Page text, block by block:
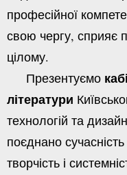
професійної
свою чергу, сприяє
цілому.
Презентуємо
літератури
технологій та
поєднано сучасність
творчість і